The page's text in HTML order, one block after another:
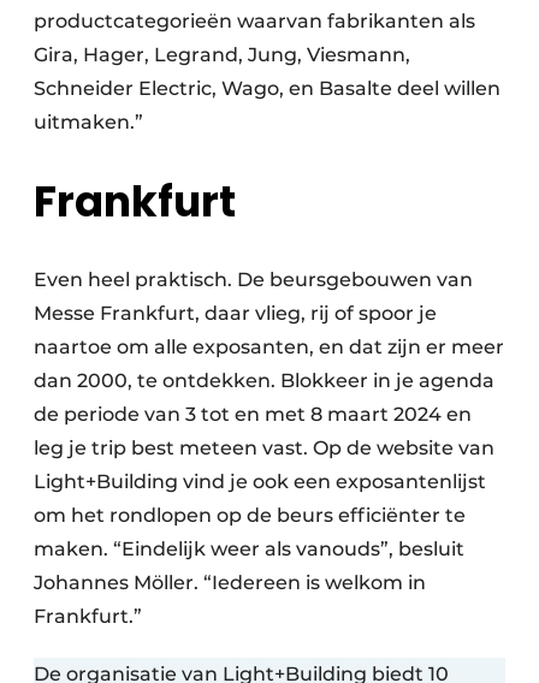
productcategorieën waarvan fabrikanten als
Gira, Hager, Legrand, Jung, Viesmann,
Schneider Electric, Wago, en Basalte deel willen
uitmaken.”
Frankfurt
Even heel praktisch. De beursgebouwen van
Messe Frankfurt, daar vlieg, rij of spoor je
naartoe om alle exposanten, en dat zijn er meer
dan 2000, te ontdekken. Blokkeer in je agenda
de periode van 3 tot en met 8 maart 2024 en
leg je trip best meteen vast. Op de website van
Light+Building vind je ook een exposantenlijst
om het rondlopen op de beurs efficiënter te
maken. “Eindelijk weer als vanouds”, besluit
Johannes Möller. “Iedereen is welkom in
Frankfurt.”
De organisatie van Light+Building biedt 10